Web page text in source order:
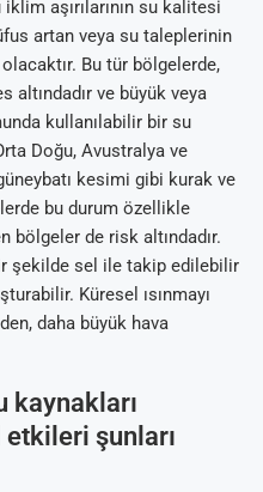
aşırılarının su kalitesi
artan veya su taleplerinin
Bu tür bölgelerde,
altındadır ve büyük veya
kullanılabilir bir su
Doğu, Avustralya ve
kesimi gibi kurak ve
bu durum özellikle
bölgeler de risk altındadır.
şekilde sel ile takip edilebilir
Küresel ısınmayı
daha büyük hava
şunları